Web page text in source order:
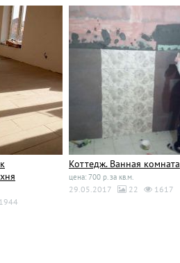
1944
Коттедж. Ванная комната
цена: 700 р. за кв.м.
29.05.2017 22 1617